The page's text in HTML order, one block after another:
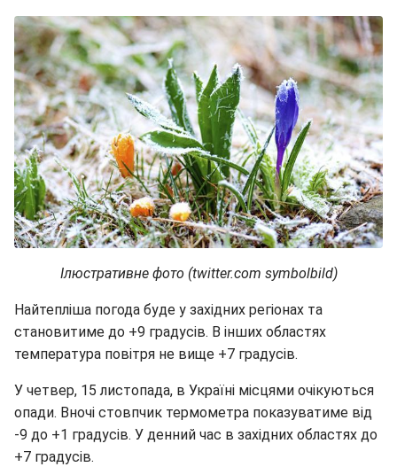
Ілюстративне фото (twitter.com symbolbild)
Найтепліша погода буде у західних регіонах та
становитиме до +9 градусів. В інших областях
температура повітря не вище +7 градусів.
У четвер, 15 листопада, в Україні місцями очікуються
опади. Вночі стовпчик термометра показуватиме від
-9 до +1 градусів. У денний час в західних областях до
+7 градусів.